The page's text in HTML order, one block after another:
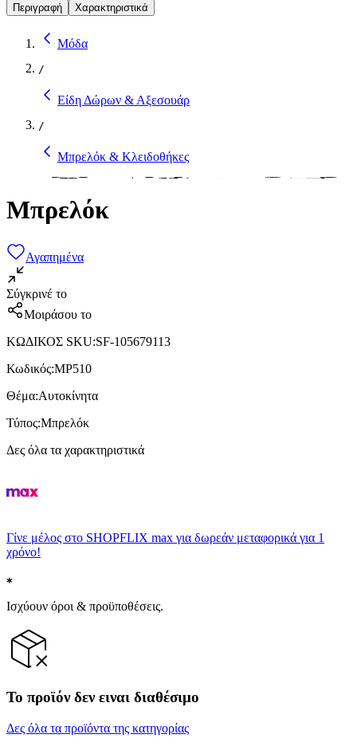
Περιγραφή Χαρακτηριστικά
Μόδα
/
Είδη Δώρων & Αξεσουάρ
/
Μπρελόκ & Κλειδοθήκες
Μπρελόκ
Αγαπημένα
Σύγκρινέ το
Μοιράσου το
ΚΩΔΙΚΟΣ SKU:SF-105679113
Κωδικός:MP510
Θέμα:Αυτοκίνητα
Τύπος:Μπρελόκ
Δες όλα τα χαρακτηριστικά
Γίνε μέλος στο SHOPFLIX max για δωρεάν μεταφορικά για 1
χρόνο!
Ισχύουν όροι & προϋποθέσεις.
Το προϊόν δεν ειναι διαθέσιμο
Δες όλα τα προϊόντα της κατηγορίας